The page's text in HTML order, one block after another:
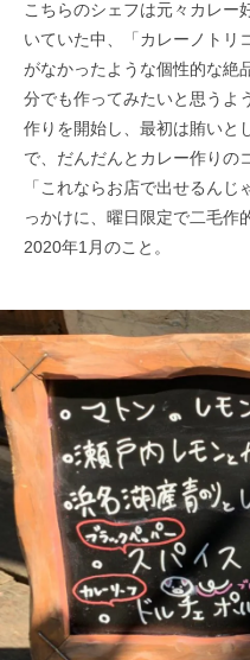
こちらのシェフは元々カレー
いていた中、「カレーノトリ
がなかったような個性的な絶
分でも作ってみたいと思うよ
作りを開始し、最初は賄いと
で、だんだんとカレー作りの
「これならお店で出せるん
っかけに、曜日限定で二毛作
2020年1月のこと。